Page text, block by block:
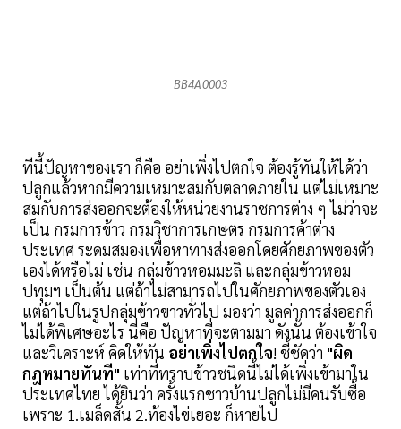
BB4A0003
ทีนี้ปัญหาของเรา ก็คือ อย่าเพิ่งไปตกใจ ต้องรู้ทันให้ได้ว่า
ปลูกแล้วหากมีความเหมาะสมกับตลาดภายใน แต่ไม่เหมาะ
สมกับการส่งออกจะต้องให้หน่วยงานราชการต่าง ๆ ไม่ว่าจะ
เป็น กรมการข้าว กรมวิชาการเกษตร กรมการค้าต่าง
ประเทศ ระดมสมองเพื่อหาทางส่งออกโดยศักยภาพของตัว
เองได้หรือไม่ เช่น กลุ่มข้าวหอมมะลิ และกลุ่มข้าวหอม
ปทุมฯ เป็นต้น แต่ถ้าไม่สามารถไปในศักยภาพของตัวเอง
แต่ถ้าไปในรูปกลุ่มข้าวขาวทั่วไป มองว่า มูลค่าการส่งออกก็
ไม่ได้พิเศษอะไร นี่คือ ปัญหาที่จะตามมา ดังนั้น ต้องเข้าใจ
และวิเคราะห์ คิดให้ทัน อย่าเพิ่งไปตกใจ! ชี้ชัดว่า "ผิด
กฎหมายทันที" เท่าที่ทราบข้าวชนิดนี้ไม่ได้เพิ่งเข้ามาใน
ประเทศไทย ได้ยินว่า ครั้งแรกชาวบ้านปลูกไม่มีคนรับซื้อ
เพราะ 1.เมล็ดสั้น 2.ท้องไข่เยอะ ก็หายไป